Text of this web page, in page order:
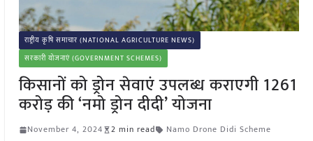
राष्ट्रीय कृषि समाचार (NATIONAL AGRICULTURE NEWS)
सरकारी योजनाएं (GOVERNMENT SCHEMES)
किसानों को ड्रोन सेवाएं उपलब्ध कराएगी 1261
करोड़ की ‘नमो ड्रोन दीदी’ योजना
November 4, 2024 2 min read Namo Drone Didi Scheme